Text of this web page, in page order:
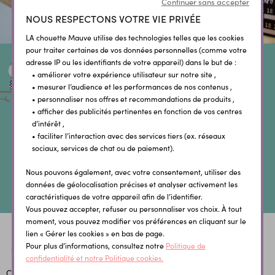
Notre atelier à Nice
Retirez vos commandes passées sur le site
sans frais de port directement dans nos
locaux !
EN SAVOIR +
NOUS RESPECTONS VOTRE VIE PRIVÉE
LA chouette Mauve utilise des technologies telles que les cookies
pour traiter certaines de vos données personnelles (comme votre
adresse IP ou les identifiants de votre appareil) dans le but de :
• améliorer votre expérience utilisateur sur notre site ,
• mesurer l’audience et les performances de nos contenus ,
• personnaliser nos offres et recommandations de produits ,
• afficher des publicités pertinentes en fonction de vos centres
d’intérêt ,
• faciliter l’interaction avec des services tiers (ex. réseaux
sociaux, services de chat ou de paiement).
Nous pouvons également, avec votre consentement, utiliser des
données de géolocalisation précises et analyser activement les
caractéristiques de votre appareil afin de l’identifier.
Vous pouvez accepter, refuser ou personnaliser vos choix. À tout
moment, vous pouvez modifier vos préférences en cliquant sur le
lien « Gérer les cookies » en bas de page.
Pour plus d’informations, consultez notre Politique de
confidentialité et notre Politique cookies.